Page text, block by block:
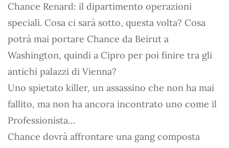
Chance Renard: il dipartimento operazioni
speciali. Cosa ci sarà sotto, questa volta? Cosa
potrà mai portare Chance da Beirut a
Washington, quindi a Cipro per poi finire tra gli
antichi palazzi di Vienna?
Uno spietato killer, un assassino che non ha mai
fallito, ma non ha ancora incontrato uno come il
Professionista…
Chance dovrà affrontare una gang composta